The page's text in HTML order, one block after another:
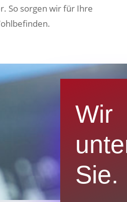
So sorgen wir für Ihre
Wir
Sie.